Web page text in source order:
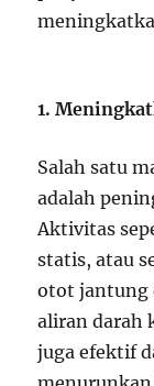
1.
Salah satu
adalah
Aktivitas
statis, atau
otot jantung
aliran darah
juga efektif